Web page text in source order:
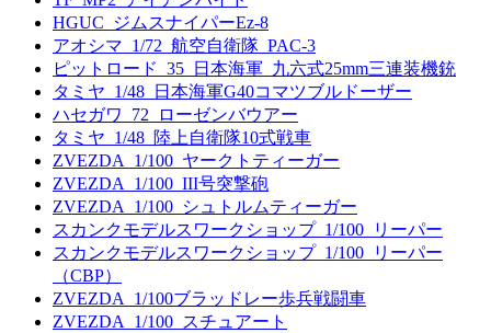
HGUC_ジムスナイパーEz-8
アオシマ_1/72_航空自衛隊_PAC-3
ピットロード_35_日本海軍_九六式25mm三連装機銃
タミヤ_1/48_日本海軍G40コマツブルドーザー
ハセガワ_72_ローゼンバウアー
タミヤ_1/48_陸上自衛隊10式戦車
ZVEZDA_1/100_ヤークトティーガー
ZVEZDA_1/100_III号突撃砲
ZVEZDA_1/100_シュトルムティーガー
スカンクモデルスワークショップ_1/100_リーパー
スカンクモデルスワークショップ_1/100_リーパー
（CBP）
ZVEZDA_1/100ブラッドレー歩兵戦闘車
ZVEZDA_1/100_スチュアート